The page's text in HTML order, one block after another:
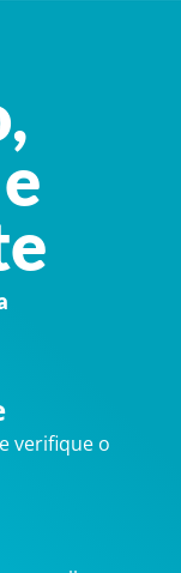
verifique o